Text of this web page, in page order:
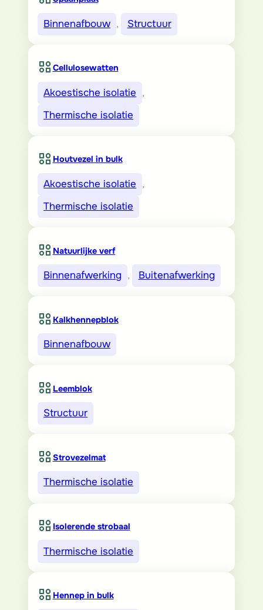
Binnenafbouw , Structuur
Cellulosewatten
Akoestische isolatie ,
Thermische isolatie
Houtvezel in bulk
Akoestische isolatie ,
Thermische isolatie
Natuurlijke verf
Binnenafwerking , Buitenafwerking
Kalkhennepblok
Binnenafbouw
Leemblok
Structuur
Strovezelmat
Thermische isolatie
Isolerende strobaal
Thermische isolatie
Hennep in bulk